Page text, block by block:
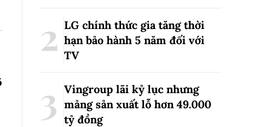
LG chính thức gia tăng thời
hạn bảo hành 5 năm đối với
TV
Vingroup lãi kỷ lục nhưng
mảng sản xuất lỗ hơn 49.000
tỷ đồng